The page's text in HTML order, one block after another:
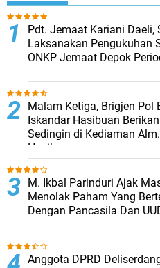
Pdt. Jemaat Kariani Daeli,
Laksanakan Pengukuhan
ONKP Jemaat Depok
Malam Ketiga, Brigjen Pol
Iskandar Hasibuan
Sedingin di Kediaman
Hasibuan
M. Ikbal Parinduri Ajak
Menolak Paham Yang
Dengan Pancasila Dan
Anggota DPRD